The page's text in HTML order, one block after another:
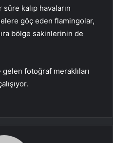
kalıp havaların
göç eden flamingolar,
bölge sakinlerinin de
gelen fotoğraf meraklıları